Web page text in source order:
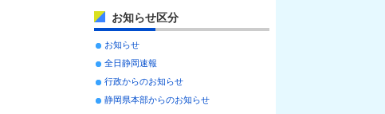
お知らせ区分
お知らせ
全日静岡速報
行政からのお知らせ
静岡県本部からのお知らせ